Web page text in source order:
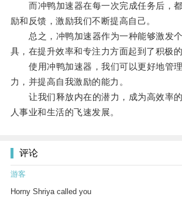
而冲鸭加速器在每一次完成任务后，都
励和反馈，激励我们不断提高自己。
总之，冲鸭加速器作为一种能够激发个
具，在提升效率和专注力方面起到了积极的
使用冲鸭加速器，我们可以更好地管理
力，并提高自我激励的能力。
让我们释放内在的潜力，成为高效率的
人事业和生活的飞速发展。
评论
游客
Horny Shriya called you